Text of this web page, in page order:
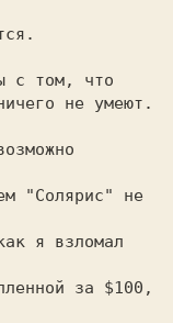
с том, что
не умеют.
"Солярис" не
я взломал
за $100,